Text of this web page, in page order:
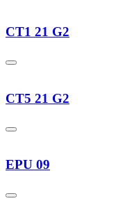
CT1 21 G2
CT5 21 G2
EPU 09